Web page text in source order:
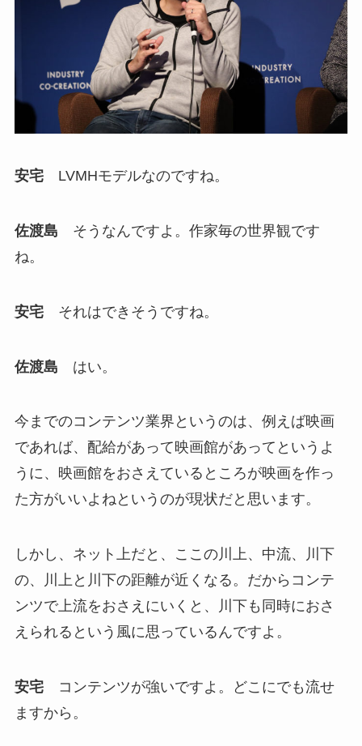
安宅LVMHモデルなのですね。
佐渡島 そうなんですよ。作家毎の世界観です
ね。
安宅それはできそうですね。
佐渡島 はい。
今までのコンテンツ業界というのは、例えば映画
であれば、配給があって映画館があってというよ
うに、映画館をおさえているところが映画を作っ
た方がいいよねというのが現状だと思います。
しかし、ネット上だと、ここの川上、中流、川下
の、川上と川下の距離が近くなる。だからコンテ
ンツで上流をおさえにいくと、川下も同時におさ
えられるという風に思っているんですよ。
安宅コンテンツが強いですよ。どこにでも流せ
ますから。